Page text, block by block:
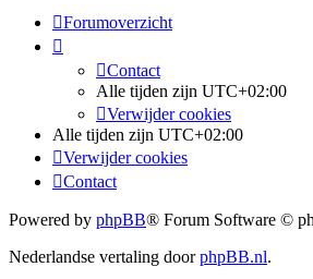
Forumoverzicht
Contact
Alle tijden zijn UTC+02:00
Verwijder cookies
Alle tijden zijn UTC+02:00
Verwijder cookies
Contact
Powered by phpBB® Forum Software ©
Nederlandse vertaling doorphpBB.nl.